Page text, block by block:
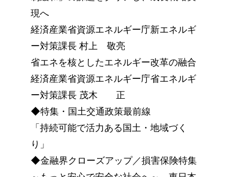
現へ
経済産業省資源エネルギー庁新エネルギ
ー対策課長 村上 敬亮
省エネを核としたエネルギー改革の融合
経済産業省資源エネルギー庁省エネルギ
ー対策課長 茂木 正
◆特集・国土交通政策最前線
「持続可能で活力ある国土・地域づく
り」
◆金融界クローズアップ／損害保険特集